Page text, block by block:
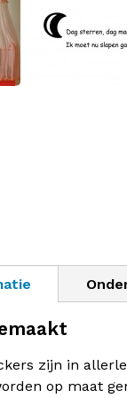
zijn in
op maat